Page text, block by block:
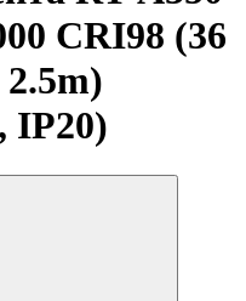
CRI98 (36
IP20)